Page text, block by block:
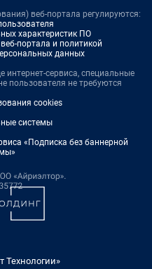
веб-портала регулируются:
характеристик ПО
портала и политикой
данных
интернет-сервиса, специальные
пользователя не требуются
cookies
системы
«Подписка без баннерной
Технологии»